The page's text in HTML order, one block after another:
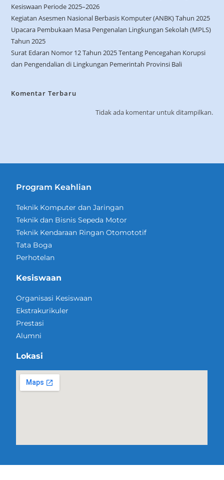
Kesiswaan Periode 2025–2026
Kegiatan Asesmen Nasional Berbasis Komputer (ANBK) Tahun 2025
Upacara Pembukaan Masa Pengenalan Lingkungan Sekolah (MPLS)
Tahun 2025
Surat Edaran Nomor 12 Tahun 2025 Tentang Pencegahan Korupsi
dan Pengendalian di Lingkungan Pemerintah Provinsi Bali
Komentar Terbaru
Tidak ada komentar untuk ditampilkan.
Program Keahlian
Teknik Komputer dan Jaringan
Teknik dan Bisnis Sepeda Motor
Teknik Kendaraan Ringan Otomototif
Tata Boga
Perhotelan
Kesiswaan
Organisasi Kesiswaan
Ekstrakurikuler
Prestasi
Alumni
Lokasi